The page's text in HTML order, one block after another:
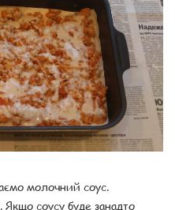
молочний соус.
соусу буде занадто